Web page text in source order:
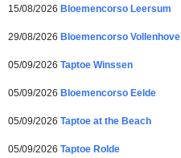
15/08/2026 Bloemencorso Leersum
29/08/2026 Bloemencorso Vollenhove
05/09/2026 Taptoe Winssen
05/09/2026 Bloemencorso Eelde
05/09/2026 Taptoe at the Beach
05/09/2026 Taptoe Rolde